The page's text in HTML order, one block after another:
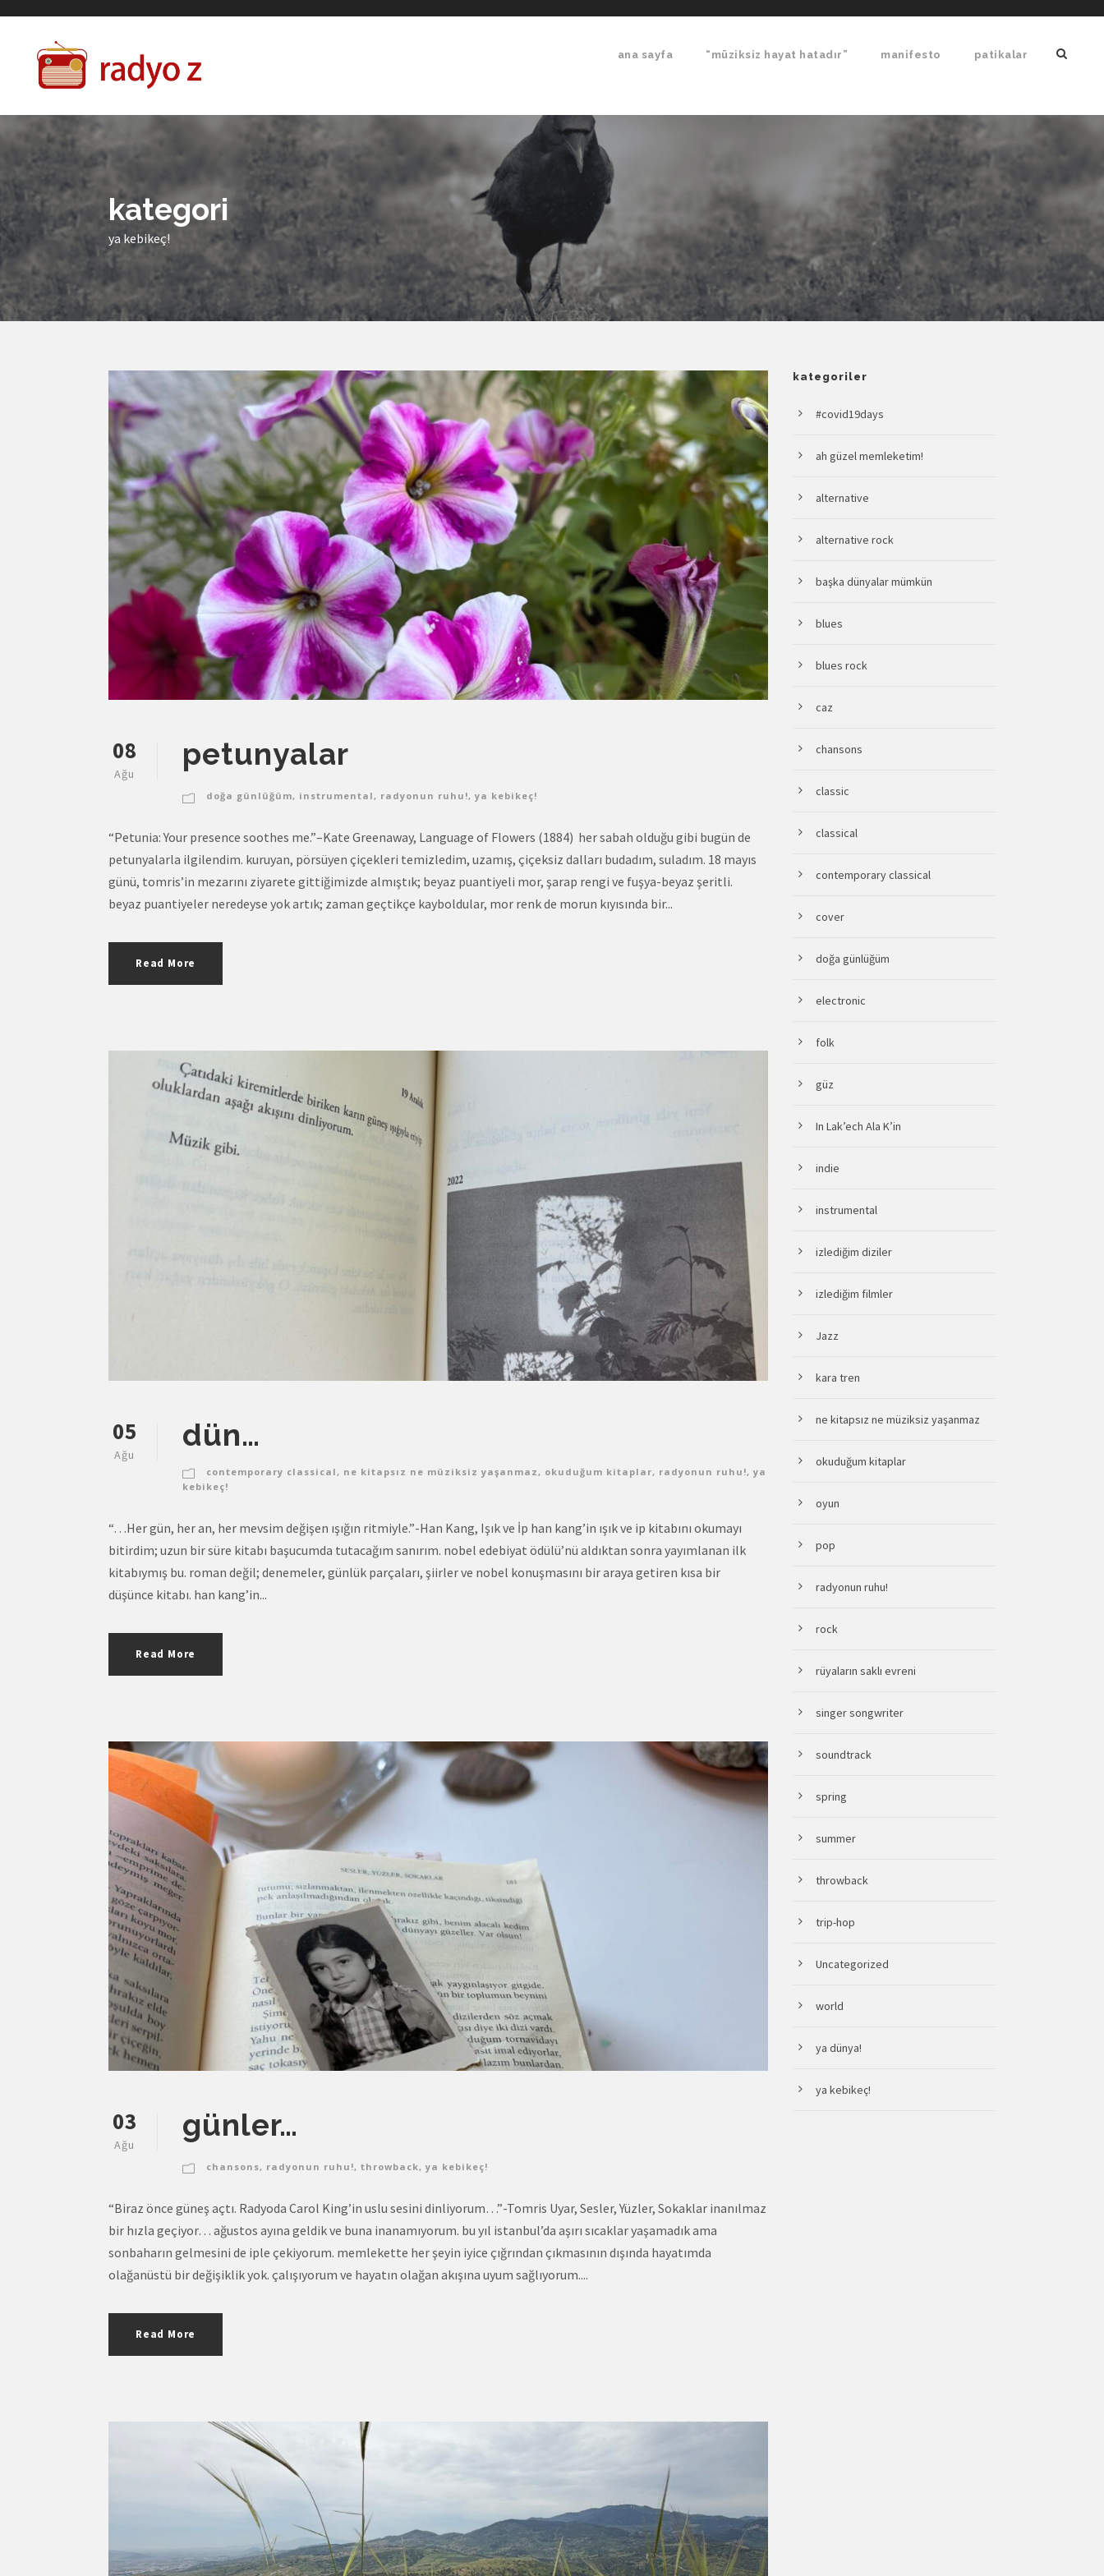
ana sayfa “müziksiz hayat hatadır” manifesto patikalar
kategori
ya kebikeç!
08
Ağu
petunyalar
doğa günlüğüm, instrumental, radyonun ruhu!, ya kebikeç!
“Petunia: Your presence soothes me.”–Kate Greenaway, Language of Flowers (1884) her sabah olduğu gibi bugün de
petunyalarla ilgilendim. kuruyan, pörsüyen çiçekleri temizledim, uzamış, çiçeksiz dalları budadım, suladım. 18 mayıs
günü, tomris’in mezarını ziyarete gittiğimizde almıştık; beyaz puantiyeli mor, şarap rengi ve fuşya-beyaz şeritli.
beyaz puantiyeler neredeyse yok artık; zaman geçtikçe kayboldular, mor renk de morun kıyısında bir...
Read More
05
Ağu
dün…
contemporary classical , ne kitapsız ne müziksiz yaşanmaz , okuduğum kitaplar, radyonun ruhu!, ya
kebikeç!
“…Her gün, her an, her mevsim değişen ışığın ritmiyle.”-Han Kang, Işık ve İp han kang’in ışık ve ip kitabını okumayı
bitirdim; uzun bir süre kitabı başucumda tutacağım sanırım. nobel edebiyat ödülü’nü aldıktan sonra yayımlanan ilk
kitabıymış bu. roman değil; denemeler, günlük parçaları, şiirler ve nobel konuşmasını bir araya getiren kısa bir
düşünce kitabı. han kang’in...
Read More
03
Ağu
günler…
chansons, radyonun ruhu!, throwback, ya kebikeç!
“Biraz önce güneş açtı. Radyoda Carol King’in uslu sesini dinliyorum…”-Tomris Uyar, Sesler, Yüzler, Sokaklar inanılmaz
bir hızla geçiyor… ağustos ayına geldik ve buna inanamıyorum. bu yıl istanbul’da aşırı sıcaklar yaşamadık ama
sonbaharın gelmesini de iple çekiyorum. memlekette her şeyin iyice çığrından çıkmasının dışında hayatımda
olağanüstü bir değişiklik yok. çalışıyorum ve hayatın olağan akışına uyum sağlıyorum....
Read More
kategoriler
#covid19days
ah güzel memleketim!
alternative
alternative rock
başka dünyalar mümkün
blues
blues rock
caz
chansons
classic
classical
contemporary classical
cover
doğa günlüğüm
electronic
folk
güz
In Lak’ech Ala K’in
indie
instrumental
izlediğim diziler
izlediğim filmler
Jazz
kara tren
ne kitapsız ne müziksiz yaşanmaz
okuduğum kitaplar
oyun
pop
radyonun ruhu!
rock
rüyaların saklı evreni
singer songwriter
soundtrack
spring
summer
throwback
trip-hop
Uncategorized
world
ya dünya!
ya kebikeç!